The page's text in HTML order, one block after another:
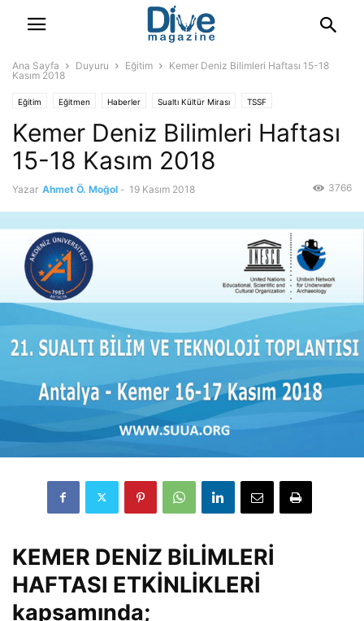
Ana Sayfa Duyuru Eğitim
Kemer Deniz Bilimleri Haftası 15-18
Kasım 2018
Eğitim Eğitmen Haberler Sualtı Kültür Mirası TSSF
Kemer Deniz Bilimleri Haftası
15-18 Kasım 2018
Yazar Ahmet Ö. Moğol - 19 Kasım 2018 3766
KEMER DENİZ BİLİMLERİ
HAFTASI ETKİNLİKLERİ
kapsamında;